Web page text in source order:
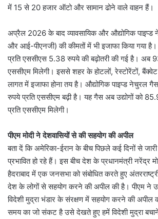
में 15 से 20 हजार ऑटो और सामान ढोने वाले वाहन हैं।
अप्रैल 2026 के बाद व्यावसायिक और औद्योगिक
और आई-पीएनजी) की कीमतों में भी इजाफा किया गया
प्रति एससीएस 5.38 रुपये की बढ़ोतरी की गई है। अब
एससीएम मिलेगी। इससे शहर के होटलों, रेस्टोरेंटों,
लागत में इजाफा होना तय है। औद्योगिक पाइप्ड नेचुरल
रुपये प्रति एससीएम बढ़ी है। यह गैस अब उद्योगों को
प्रति एससीएम मिलेगी।
पीएम मोदी ने देशवासियों से की सहयोग की अपील
बता दें कि अमेरिका-ईरान के बीच पिछले कई दिनों से
प्रभावित हो रहे हैं। इस बीच देश के प्रधानमंत्री नरेंद्र
हैदराबाद में एक जनसभा को संबोधित करते हुए
देश के लोगों से सहयोग करने की अपील की है। पीएम ने
विदेशी मुद्रा भंडार के संरक्षण में सहयोग करने की अपील
समय का जो संकट है उसे देखते हुए हमें विदेशी मुद्रा